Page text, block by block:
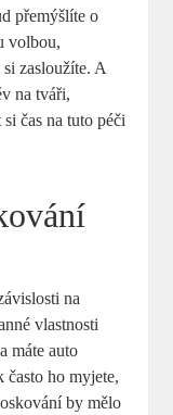
přemýšlíte o
volbou,
zasloužíte. A
na tváři,
čas ‌na tuto péči
na
vlastnosti
máte auto
‌často ho myjete,
by mělo